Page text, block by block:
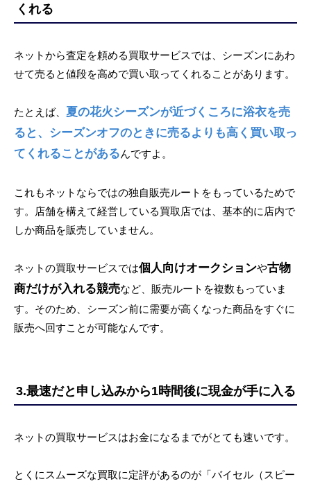
くれる
ネットから査定を頼める買取サービスでは、シーズンにあわ
せて売ると値段を高めで買い取ってくれることがあります。
たとえば、 夏の花火シーズンが近づくころに浴衣を売
ると、シーズンオフのときに売るよりも高く買い取っ
てくれることがあるんですよ。
これもネットならではの独自販売ルートをもっているためで
す。店舗を構えて経営している買取店では、基本的に店内で
しか商品を販売していません。
ネットの買取サービスでは個人向けオークションや古物
商だけが入れる競売など、販売ルートを複数もっていま
す。そのため、シーズン前に需要が高くなった商品をすぐに
販売へ回すことが可能なんです。
3.最速だと申し込みから1時間後に現金が手に入る
ネットの買取サービスはお金になるまでがとても速いです。
とくにスムーズな買取に定評があるのが「バイセル（スピー